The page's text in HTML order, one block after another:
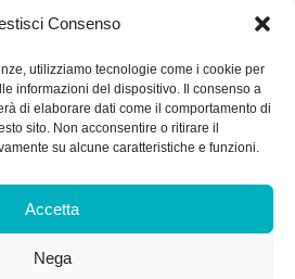
Consenso
utilizziamo tecnologie come i cookie per
informazioni del dispositivo. Il consenso a
di elaborare dati come il comportamento di
sito. Non acconsentire o ritirare il
su alcune caratteristiche e funzioni.
Accetta
Nega
–Cookie Policy
- 13.30/17.30